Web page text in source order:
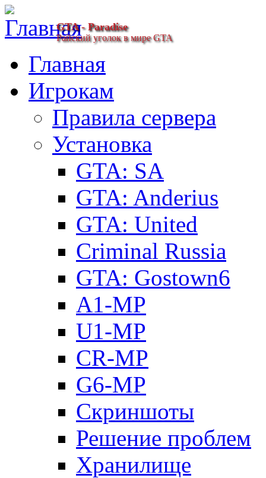
GTA - Paradise
Райский уголок в мире GTA
Главная
Игрокам
Правила сервера
Установка
GTA: SA
GTA: Anderius
GTA: United
Criminal Russia
GTA: Gostown6
A1-MP
U1-MP
CR-MP
G6-MP
Скриншоты
Решение проблем
Хранилище